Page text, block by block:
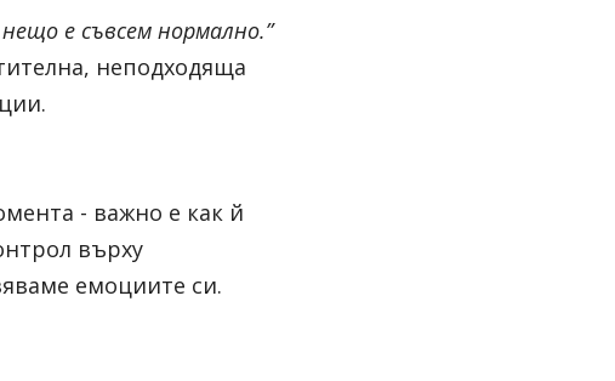
е съвсем нормално.”
неподходяща
- важно е как й
върху
емоциите си.